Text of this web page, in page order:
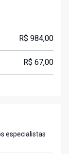
R$ 984,00
R$ 67,00
especialistas